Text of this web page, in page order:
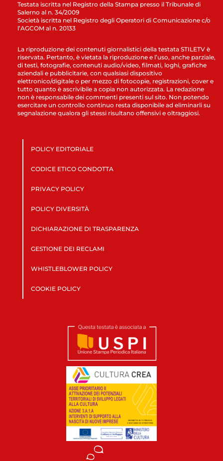
Testata iscritta nel Registro della Stampa presso il Tribunale di
Salerno al n. 34/2009
Società iscritta nel Registro degli Operatori di Comunicazione c/o
l’AGCOM al n. 20133
La riproduzione dei contenuti giornalistici della testata STILETV è
riservata. Pertanto, è vietata la riproduzione e l’uso, anche parziale,
di testi, fotografie, contenuti audio/video, filmati, loghi, grafiche
aziendali e pubblicitarie, con qualsiasi dispositivo
elettronico/digitale o per mezzo di fotocopie, registrazioni, cover e
tutto quanto è ascrivibile a copia non autorizzata. La redazione
non è responsabile dei commenti presenti sul sito. Non potendo
esercitare un controllo continuo resta disponibile ad eliminarli su
segnalazione qualora gli stessi risultano offensivi e oltraggiosi.
POLICY EDITORIALE
CODICE ETICO CONDOTTA
PRIVACY POLICY
POLICY DIVERSITÀ
DICHIARAZIONE DI TRASPARENZA
GESTIONE DEI RECLAMI
WHISTLEBLOWER POLICY
COOKIE POLICY